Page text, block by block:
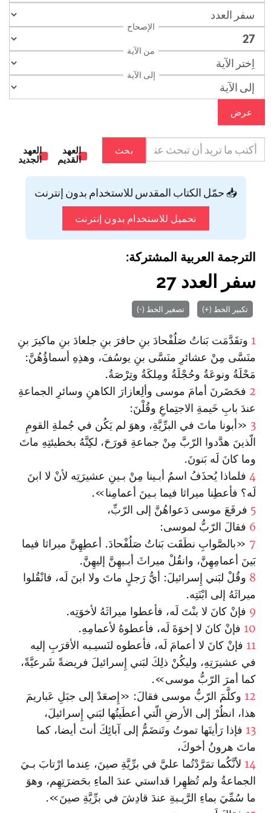
الإصحاح
من الآية
إلى الآية
عرض
بحث
العهد
القديم
العهد
الجديد
📥 حمّل الكتاب المقدس للاستخدام بدون إنترنت
تحميل للاستخدام بدون إنترنت
الترجمة العربية المشتركة:
سفر العدد 27
تكبير الخط (+) تصغير الخط (-)
1 وتقَدَّمَت بَناتُ صَلُفْحادَ بنِ حافرَ بنِ جلعادَ بنِ ماكيرَ بنِ
منَسَّى مِنْ عشائرِ منَسَّى بنِ يوسُفَ، وهذِهِ أسماؤُهُنَّ:
مَحْلَةُ ونوعَةُ وحُجْلَةُ ومِلكَةُ وتِرْصَةُ.
2 فحَضَرنَ أمامَ موسى وألِعازارَ الكاهنِ وسائرِ الجماعةِ
عندَ بابِ خَيمةِ الاجتِماعِ وقُلْنَ:
3 «أبونا ماتَ في البرِّيَّةِ، وهوَ لم يَكُن في جُملةِ القومِ
الّذينَ هدَّدوا الرّبَّ مِنْ جماعةِ قورَحَ، لكِنَّهُ بخطيئتِهِ ماتَ
وما كانَ لَه بَنونَ.
4 فلماذا يُحذَفُ ا‏سمُ أبـينا مِنْ بـينِ عشيرَتِه لأنْ لا ا‏بنَ
لَه؟ فأعطِنا ميراثا فيما بـينَ أعمامِنا».
5 فرفَعَ موسى دَعواهُنَّ إلى الرّبِّ،
6 فقالَ الرّبُّ لموسى:
7 «بالصَّوابِ نطَقَت بَناتُ صَلُفْحادَ. أعطِهِنَّ ميراثا فيما
بَينَ أعمامِهِنَّ، وا‏نقُلْ ميراثَ أبـيهِنَّ إليهِنَّ.
8 وقُلْ لبَني إِسرائيلَ: أيُّ رَجلٍ ماتَ ولا ا‏بنَ لَه، فا‏نْقُلوا
ميراثَهُ إلى ا‏بْنَتِه‌.
9 فإنْ كانَ لا بنْتَ لَه، فأعطوا ميراثَهُ لأخوَتِه.
10 فإنْ كانَ لا إخوَةَ لَه، فأعطوهُ لأعمامِهِ.
11 فإنْ كانَ لا أعمامَ لَه، فأعطوه لنَسيـبه الأقرَبِ إليه
في عشيرَتِهِ، وليكُنْ ذلِكَ لبَني إِسرائيلَ فريضةً شَرعيَّةً،
كما أمرَ الرّبُّ موسى».
12 وكلَّمَ الرّبُّ موسى فقالَ: «إِصعَدْ إلى جبَلِ عَباريمَ‌
هذا، ا‏نظُرْ إلى الأرضِ الّتي أعطَيتُها لبَني إِسرائيلَ،
13 فإذا رَأيتَها تموتُ وتَنضَمُّ إلى آبائِكَ أنتَ أيضا، كما
ماتَ هرونُ أخوكَ،
14 لأنَّكُما تمَرَّدْتُما عليَّ في برِّيَّةِ صينَ، عِندما ا‏رْتابَ بـيَ
الجماعةُ ولم تُظهِرا قداستي عندَ الماءِ بحَضرَتِهِم، وهوَ
ما سُمِّيَ بماءِ الرَّيـبةِ‌ عندَ قادِشَ في برِّيَّةِ صينَ‌».